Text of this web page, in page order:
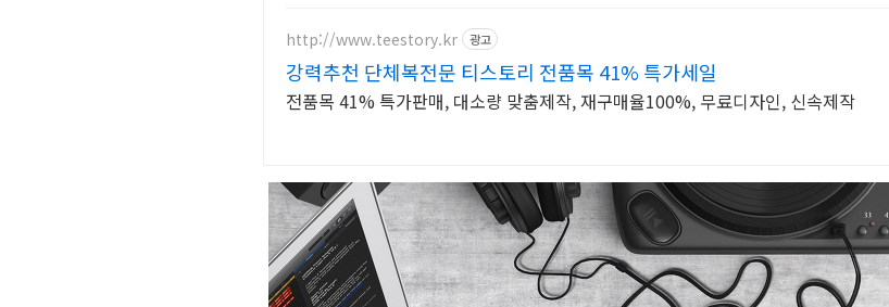
http://www.teestory.kr 광고
강력추천 단체복전문 티스토리 전품목 41% 특가세일
전품목 41% 특가판매, 대소량 맞춤제작, 재구매율100%, 무료디자인, 신속제작